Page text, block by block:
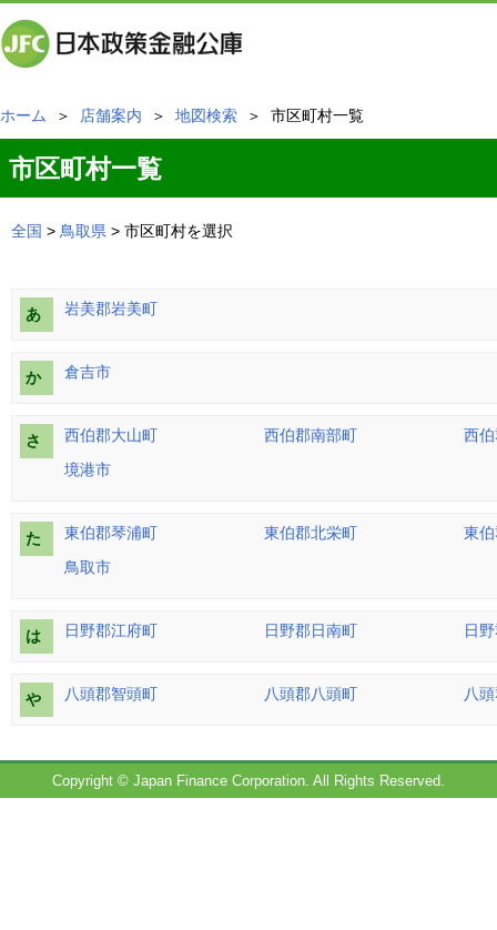
ホーム ＞ 店舗案内 ＞ 地図検索 ＞ 市区町村一覧
市区町村一覧
全国 > 鳥取県 > 市区町村を選択
あ 岩美郡岩美町
か 倉吉市
さ 西伯郡大山町 西伯郡南部町
西
境港市
た 東伯郡琴浦町 東伯郡北栄町
東
鳥取市
は 日野郡江府町 日野郡日南町 日
や 八頭郡智頭町 八頭郡八頭町 八
Copyright © Japan Finance Corporation. All Rights Reserved.